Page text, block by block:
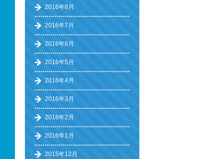
2016年8月
2016年7月
2016年6月
2016年5月
2016年4月
2016年3月
2016年2月
2016年1月
2015年12月